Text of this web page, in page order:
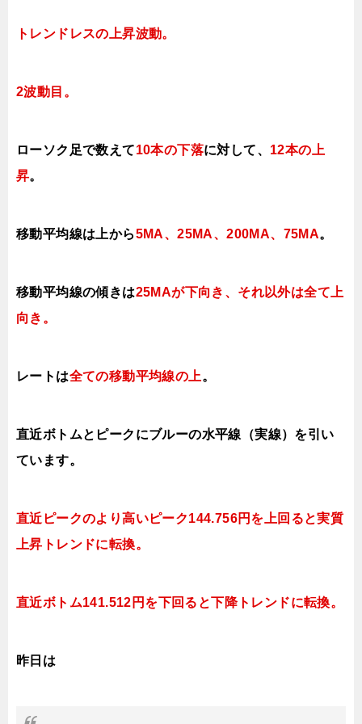
トレンドレスの上昇波動。
2波動目。
ローソク足で数えて10本の下落に対して、 12本の上
昇。
移動平均線は上から5MA、25MA、200MA、75MA。
移動平均線の傾きは25MAが下向き、それ以外は全て上
向き 。
レートは全ての移動平均線の上。
直近ボトムとピークにブルーの水平線（実線）を引い
ています。
直近ピークのより高いピーク144.756円を上回ると実質
上昇トレンドに転換。
直近ボトム141.512円を下回ると下降トレンドに転換。
昨日は